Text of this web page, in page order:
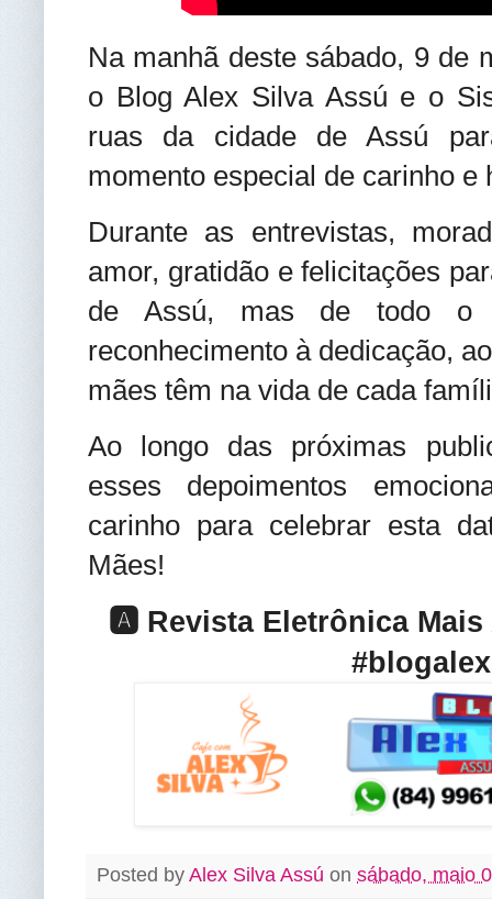
Na manhã deste sábado, 9 de
o Blog Alex Silva Assú e o
ruas da cidade de Assú
momento especial de carinho e
Durante as entrevistas,
amor, gratidão e felicitações
de Assú, mas de todo o
reconhecimento à dedicação,
mães têm na vida de cada
Ao longo das próximas
esses depoimentos
carinho para celebrar esta
Mães!
🅰️ Revista Eletrônica
Posted by Alex Silva Assú on sábado, maio